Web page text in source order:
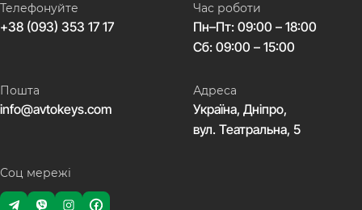
Телефонуйте
+38 (093) 353 17 17
Час роботи
Пн–Пт: 09:00 – 18:00
Сб: 09:00 – 15:00
Пошта
info@avtokeys.com
Адреса
Україна, Дніпро,
вул. Театральна, 5
Соц мережі